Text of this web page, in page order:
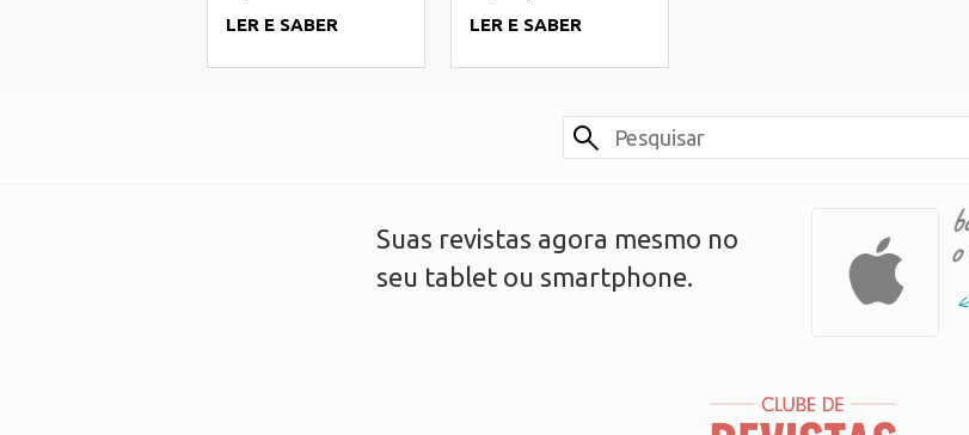
LER E SABER LER E SABER
Suas revistas agora mesmo no
seu tablet ou smartphone.